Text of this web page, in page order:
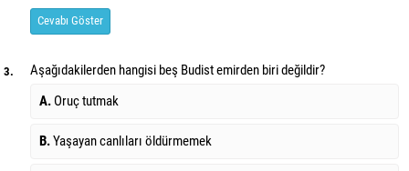
Cevabı Göster
3.
Aşağıdakilerden hangisi beş Budist emirden biri değildir?
A. Oruç tutmak
B.Yaşayan canlıları öldürmemek